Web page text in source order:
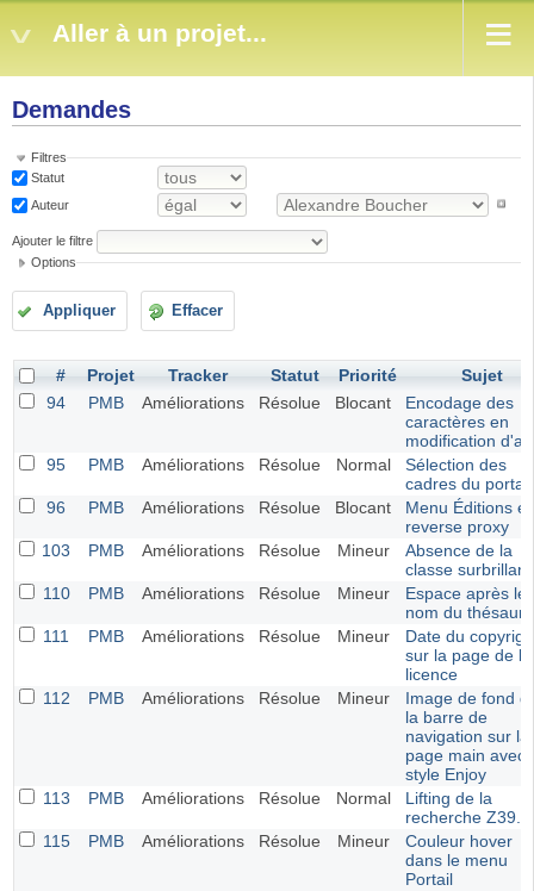
Aller à un projet...
Demandes
Filtres
Statut
Auteur
Ajouter le filtre
Options
Appliquer Effacer
# Projet Tracker Statut Priorité
Sujet
94
PMB Améliorations Résolue Blocant
Encodage des
caractères en
modification
95
PMB Améliorations Résolue Normal
Sélection des
cadres du portail
96
PMB Améliorations Résolue Blocant
Menu Éditions et
reverse proxy
103
PMB Améliorations Résolue Mineur
Absence de la
classe
110
PMB Améliorations Résolue Mineur
Espace après le
nom du
111
PMB Améliorations Résolue Mineur
Date du
sur la page de la
licence
112
PMB Améliorations Résolue Mineur
Image de fond
la barre de
navigation sur la
page main avec
style Enjoy
113
PMB Améliorations Résolue Normal
Lifting de la
recherche
115
PMB Améliorations Résolue Mineur
Couleur hover
dans le menu
Portail